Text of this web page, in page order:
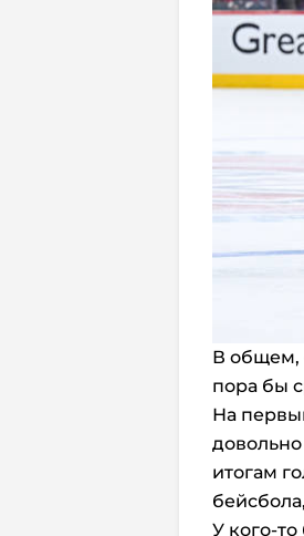
В общем,
пора бы
На
итогам
У кого-